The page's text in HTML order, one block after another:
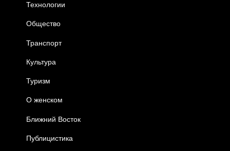
Технологии
Общество
Транспорт
Культура
Туризм
О женском
Ближний Восток
Публицистика